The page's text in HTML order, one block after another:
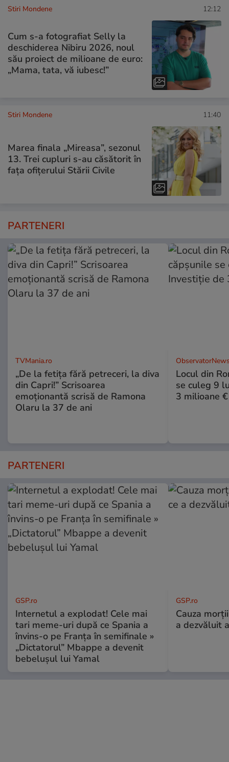
Stiri Mondene 12:12
Cum s-a fotografiat Selly la
deschiderea Nibiru 2026, noul
său proiect de milioane de euro:
„Mama, tata, vă iubesc!”
Stiri Mondene 11:40
Marea finala „Mireasa”, sezonul
13. Trei cupluri s-au căsătorit în
fața ofițerului Stării Civile
PARTENERI
TVMania.ro
„De la fetița fără petreceri, la diva
din Capri!” Scrisoarea
emoționantă scrisă de Ramona
Olaru la 37 de ani
Locul din
se culeg 9
3 milioane €
PARTENERI
GSP.ro
Internetul a explodat! Cele mai
tari meme-uri după ce Spania a
învins-o pe Franța în semifinale »
„Dictatorul” Mbappe a devenit
bebelușul lui Yamal
GSP.ro
Cauza
a dezvăluit